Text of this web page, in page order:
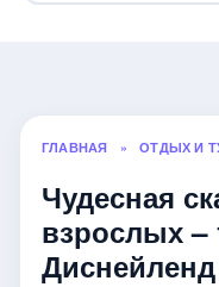
ГЛАВНАЯ » ОТДЫХ И
Чудесная
взрослых –
Диснейленд